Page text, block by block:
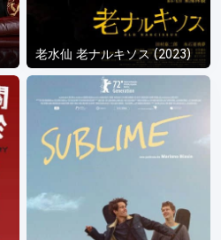
老水仙 老ナルキソス (2023)